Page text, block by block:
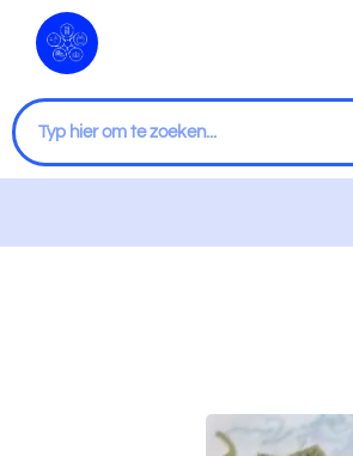
naar
inhoud
Zoeken